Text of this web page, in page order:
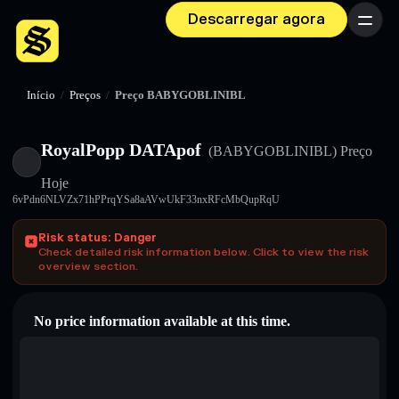
Descarregar agora Menu
Início / Preços / Preço BABYGOBLINIBL
RoyalPopp DATApof (BABYGOBLINIBL) Preço
Hoje
6vPdn6NLVZx71hPPrqYSa8aAVwUkF33nxRFcMbQupRqU
Risk status: Danger
Check detailed risk information below. Click to view the risk
overview section.
No price information available at this time.